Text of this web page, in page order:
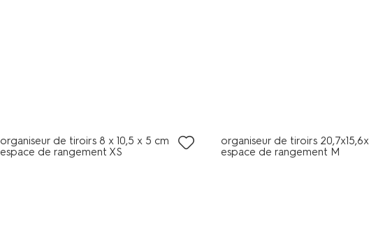
organiseur de tiroirs 8 x 10,5 x 5 cm
espace de rangement XS
organiseur de tiroirs
espace de rangement M